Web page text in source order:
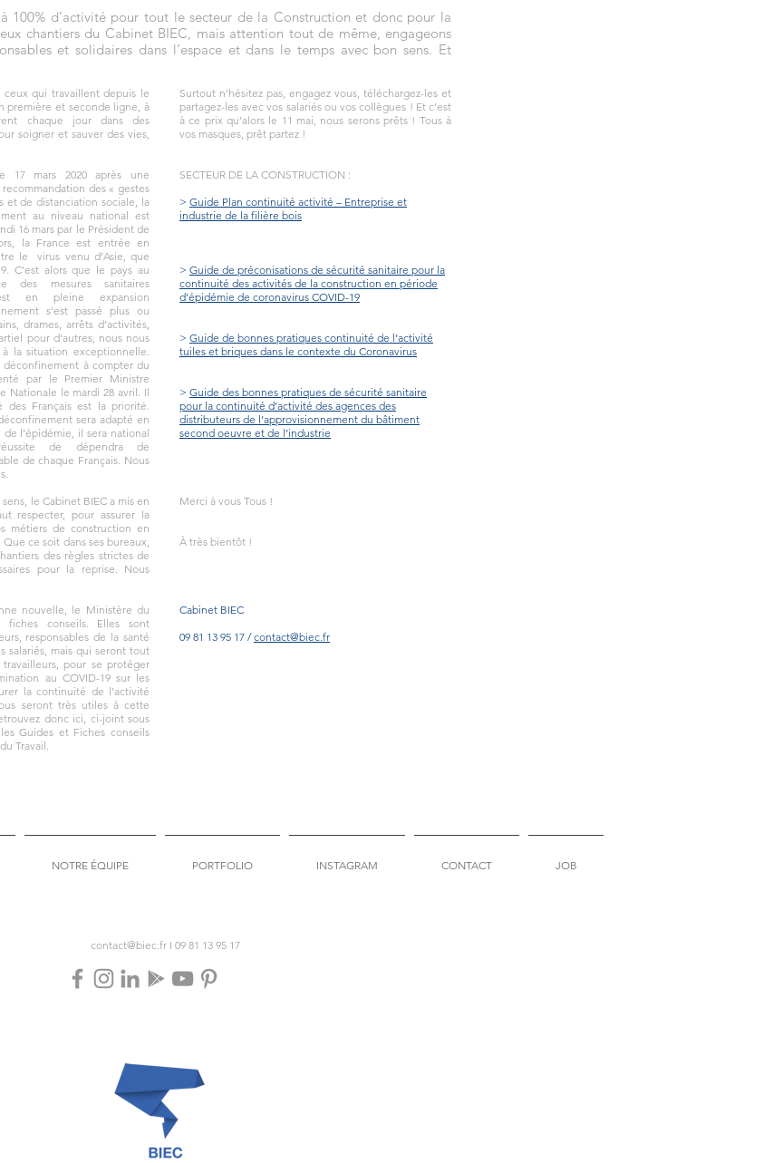
100% d’activité pour tout le secteur de la Construction et donc pour la
chantiers du Cabinet BIEC, mais attention tout de même, engageons
et solidaires dans l’espace et dans le temps avec bon sens. Et
ceux qui travaillent depuis le
première et seconde ligne, à
chaque jour dans des
soigner et sauver des vies,
17 mars 2020 après une
des « gestes
et de distanciation sociale, la
au niveau national est
16 mars par le Président de
la France est entrée en
le virus venu d’Asie, que
C’est alors que le pays au
des mesures sanitaires
est en pleine expansion
s’est passé plus ou
drames, arrêts d’activités,
pour d’autres, nous nous
la situation exceptionnelle.
à compter du
par le Premier Ministre
Nationale le mardi 28 avril. Il
des Français est la priorité.
sera adapté en
l’épidémie, il sera national
de dépendra de
de chaque Français. Nous
le Cabinet BIEC a mis en
respecter, pour assurer la
métiers de construction en
ce soit dans ses bureaux,
des règles strictes de
pour la reprise. Nous
nouvelle, le Ministère du
conseils. Elles sont
responsables de la santé
salariés, mais qui seront tout
pour se protéger
au COVID-19 sur les
la continuité de l’activité
seront très utiles à cette
donc ici, ci-joint sous
Guides et Fiches conseils
Travail.
Surtout n’hésitez pas, engagez vous, téléchargez-les et
partagez-les avec vos salariés ou vos collègues ! Et c’est
à ce prix qu’alors le 11 mai, nous serons prêts ! Tous à
vos masques, prêt partez !
SECTEUR DE LA CONSTRUCTION :
> Guide Plan continuité activité – Entreprise et
industrie de la filière bois
> Guide de préconisations de sécurité sanitaire pour la
continuité des activités de la construction en période
d’épidémie de coronavirus COVID-19
> Guide de bonnes pratiques continuité de l’activité
tuiles et briques dans le contexte du Coronavirus
> Guide des bonnes pratiques de sécurité sanitaire
pour la continuité d’activité des agences des
distributeurs de l’approvisionnement du bâtiment
second oeuvre et de l’industrie
Merci à vous Tous !
À très bientôt !
Cabinet BIEC
09 81 13 95 17 /contact@biec.fr
NOTRE ÉQUIPE PORTFOLIO INSTAGRAM CONTACT JOB
contact@biec.fr I 09 81 13 95 17